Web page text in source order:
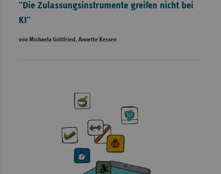
"Die Zulassungsinstrumente greifen nicht bei
KI"
von Michaela Gottfried, Annette Kessen